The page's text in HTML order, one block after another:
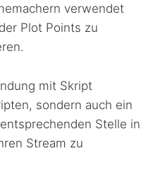
verwendet
Plot Points zu
mit Skript
sondern auch ein
Stelle in
Stream zu